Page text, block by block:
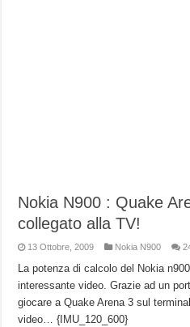
Nokia N900 : Quake
collegato alla TV!
13 Ottobre, 2009 Nokia N900
La potenza di calcolo del Nokia
interessante video. Grazie ad un
giocare a Quake Arena 3 sul
video… {IMU_120_600}